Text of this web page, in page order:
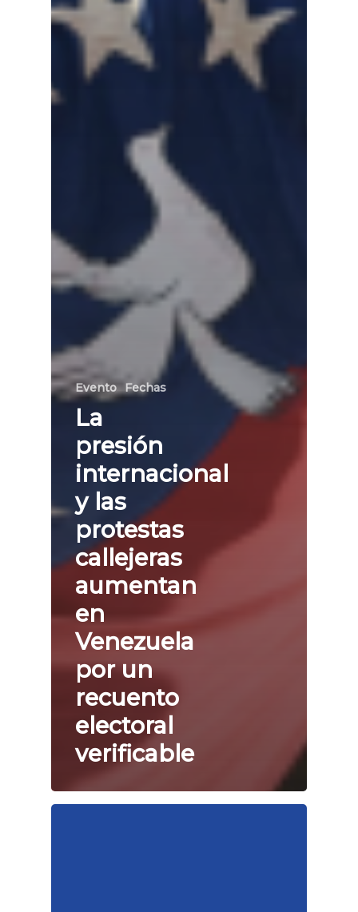
Evento Fechas
La
presión
internacional
y las
protestas
callejeras
aumentan
en
Venezuela
por un
recuento
electoral
verificable